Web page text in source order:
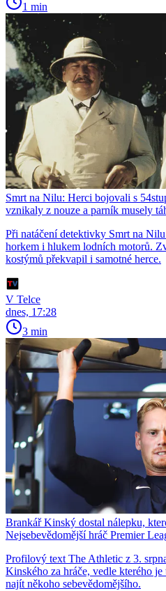
1 min
Smrt na Nilu: Herci bojovali s
vznikaly z nouze a parník musely
Při natáčení detektivky Smrt na
horkem i hlukem lodních motorů.
kostýmů překvapil i samotné herce.
V Telce
dnes, 17:28
3 min
Brankář Kinský dostal nálepku,
Nejsebevědomější hráč Premier
Profilový text The Athletic z 3.
Kinského za hráče, vedle kterého
najít někoho sebevědomějšího.